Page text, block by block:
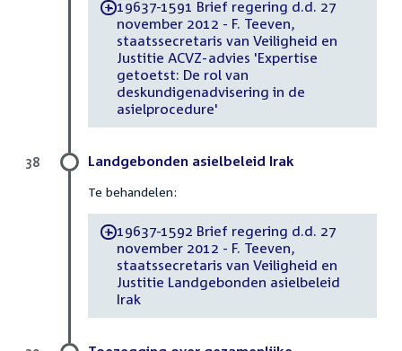
-19637-1591 Brief regering d.d. 27
november 2012 - F. Teeven,
staatssecretaris van Veiligheid en
Justitie ACVZ-advies 'Expertise
getoetst: De rol van
deskundigenadvisering in de
asielprocedure'
Landgebonden asielbeleid Irak
Te behandelen:
-19637-1592 Brief regering d.d. 27
november 2012 - F. Teeven,
staatssecretaris van Veiligheid en
Justitie Landgebonden asielbeleid
Irak
38